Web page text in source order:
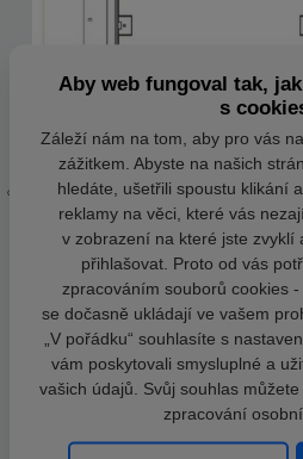
Aby web fungoval tak,
s
Záleží nám na tom, aby pro vás
zážitkem. Abyste na našich
hledáte, ušetřili spoustu klikání
reklamy na věci, které vás
v zobrazení na které jste zvyklí
přihlašovat. Proto od vás
zpracováním souborů cookies
se dočasně ukládají ve vašem
„V pořádku“ souhlasíte s
vám poskytovali smysluplné a
vašich údajů. Svůj souhlas
zpracování